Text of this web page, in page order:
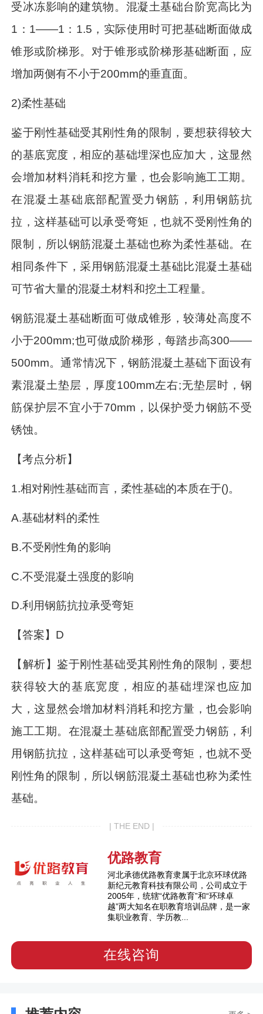
受冰冻影响的建筑物。混凝土基础台阶宽高比为
1：1——1：1.5，实际使用时可把基础断面做成
锥形或阶梯形。对于锥形或阶梯形基础断面，应
增加两侧有不小于200mm的垂直面。
2)柔性基础
鉴于刚性基础受其刚性角的限制，要想获得较大
的基底宽度，相应的基础埋深也应加大，这显然
会增加材料消耗和挖方量，也会影响施工工期。
在混凝土基础底部配置受力钢筋，利用钢筋抗
拉，这样基础可以承受弯矩，也就不受刚性角的
限制，所以钢筋混凝土基础也称为柔性基础。在
相同条件下，采用钢筋混凝土基础比混凝土基础
可节省大量的混凝土材料和挖土工程量。
钢筋混凝土基础断面可做成锥形，较薄处高度不
小于200mm;也可做成阶梯形，每踏步高300——
500mm。通常情况下，钢筋混凝土基础下面设有
素混凝土垫层，厚度100mm左右;无垫层时，钢
筋保护层不宜小于70mm，以保护受力钢筋不受
锈蚀。
【考点分析】
1.相对刚性基础而言，柔性基础的本质在于()。
A.基础材料的柔性
B.不受刚性角的影响
C.不受混凝土强度的影响
D.利用钢筋抗拉承受弯矩
【答案】D
【解析】鉴于刚性基础受其刚性角的限制，要想
获得较大的基底宽度，相应的基础埋深也应加
大，这显然会增加材料消耗和挖方量，也会影响
施工工期。在混凝土基础底部配置受力钢筋，利
用钢筋抗拉，这样基础可以承受弯矩，也就不受
刚性角的限制，所以钢筋混凝土基础也称为柔性
基础。
| THE END |
优路教育
河北承德优路教育隶属于北京环球优路
新纪元教育科技有限公司，公司成立于
2005年，统辖“优路教育”和“环球卓
越”两大知名在职教育培训品牌，是一家
集职业教育、学历教...
在线咨询